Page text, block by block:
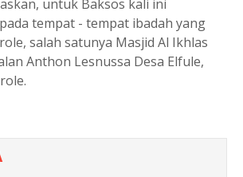
untuk Baksos kali ini
tempat - tempat ibadah yang
salah satunya Masjid Al Ikhlas
Anthon Lesnussa Desa Elfule,